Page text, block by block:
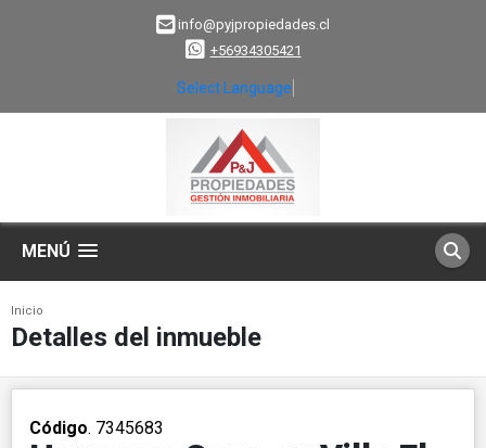
info@pyjpropiedades.cl
+56934305421
Select Language
MENÚ
Inicio
Detalles del inmueble
Código. 7345683